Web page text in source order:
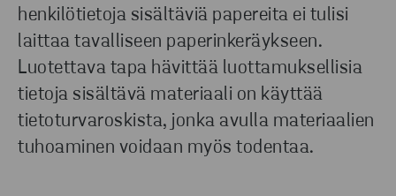
henkilötietoja sisältäviä papereita ei tulisi
laittaa tavalliseen paperinkeräykseen.
Luotettava tapa hävittää luottamuksellisia
tietoja sisältävä materiaali on käyttää
tietoturvaroskista, jonka avulla materiaalien
tuhoaminen voidaan myös todentaa.